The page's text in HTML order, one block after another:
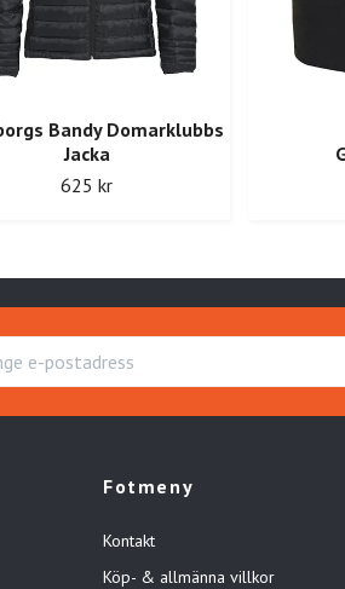
Bandy Domarklubbs
Jacka
625 kr
Fotmeny
Kontakt
Köp- & allmänna villkor